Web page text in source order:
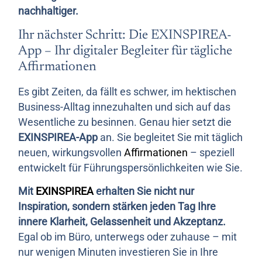
nachhaltiger.
Ihr nächster Schritt: Die EXINSPIREA-
App – Ihr digitaler Begleiter für tägliche
Affirmationen
Es gibt Zeiten, da fällt es schwer, im hektischen
Business-Alltag innezuhalten und sich auf das
Wesentliche zu besinnen. Genau hier setzt die
EXINSPIREA-App an. Sie begleitet Sie mit täglich
neuen, wirkungsvollenAffirmationen – speziell
entwickelt für Führungspersönlichkeiten wie Sie.
Mit EXINSPIREAerhalten Sie nicht nur
Inspiration, sondern stärken jeden Tag Ihre
innere Klarheit, Gelassenheit und Akzeptanz.
Egal ob im Büro, unterwegs oder zuhause – mit
nur wenigen Minuten investieren Sie in Ihre